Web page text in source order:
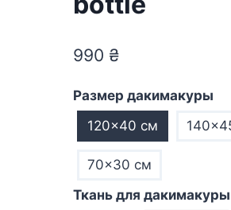
990 ₴
Размер дакимакуры
120×40 см
70×30 см
Ткань для дакимакуры